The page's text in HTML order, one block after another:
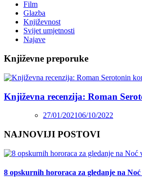
Film
Glazba
Književnost
Svijet umjetnosti
Najave
Književne preporuke
Književna recenzija: Roman
27/01/202106/10/2022
NAJNOVIJI POSTOVI
8 opskurnih hororaca za gledanje na Noć